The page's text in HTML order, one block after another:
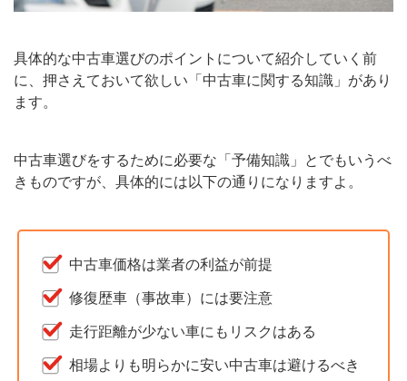
具体的な中古車選びのポイントについて紹介していく前
に、押さえておいて欲しい「中古車に関する知識」があり
ます。
中古車選びをするために必要な「予備知識」とでもいうべ
きものですが、具体的には以下の通りになりますよ。
中古車価格は業者の利益が前提
修復歴車（事故車）には要注意
走行距離が少ない車にもリスクはある
相場よりも明らかに安い中古車は避けるべき